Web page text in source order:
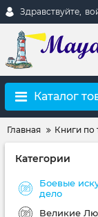
Здравствуйте,
Каталог
Главная Книги по
Категории
Боевые
дело
Великие